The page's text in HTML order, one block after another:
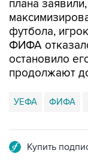
плана
футбола,
ФИФА
остановило
продолжают
УЕФА ФИФА
Купить